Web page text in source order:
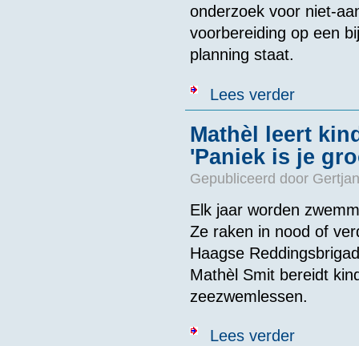
onderzoek voor niet-
voorbereiding op een
planning staat.
Lees verderover
Mathèl leert
'Paniek is je
Gepubliceerd door
Elk jaar worden
Ze raken in nood of
Haagse
Mathèl Smit bereidt
zeezwemlessen.
Lees verderover Mathèl